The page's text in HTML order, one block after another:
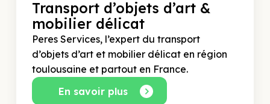
Transport d’objets d’art &
mobilier délicat
Peres Services, l’expert du transport
d’objets d’art et mobilier délicat en région
toulousaine et partout en France.
En savoir plus